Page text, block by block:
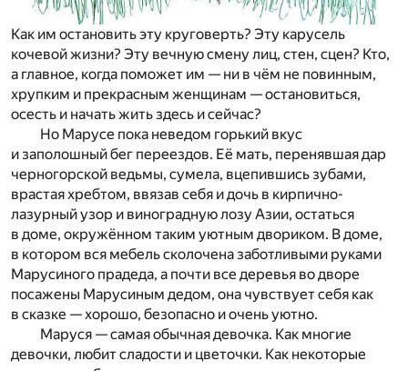
Как им остановить эту круговерть? Эту карусель
кочевой жизни? Эту вечную смену лиц, стен, сцен? Кто,
а главное, когда поможет им — ни в чём не повинным,
хрупким и прекрасным женщинам — остановиться,
осесть и начать жить здесь и сейчас?
Но Марусе пока неведом горький вкус
и заполошный бег переездов. Её мать, перенявшая дар
черногорской ведьмы, сумела, вцепившись зубами,
врастая хребтом, ввязав себя и дочь в кирпично-
лазурный узор и виноградную лозу Азии, остаться
в доме, окружённом таким уютным двориком. В доме,
в котором вся мебель сколочена заботливыми руками
Марусиного прадеда, а почти все деревья во дворе
посажены Марусиным дедом, она чувствует себя как
в сказке — хорошо, безопасно и очень уютно.
Маруся — самая обычная девочка. Как многие
девочки, любит сладости и цветочки. Как некоторые